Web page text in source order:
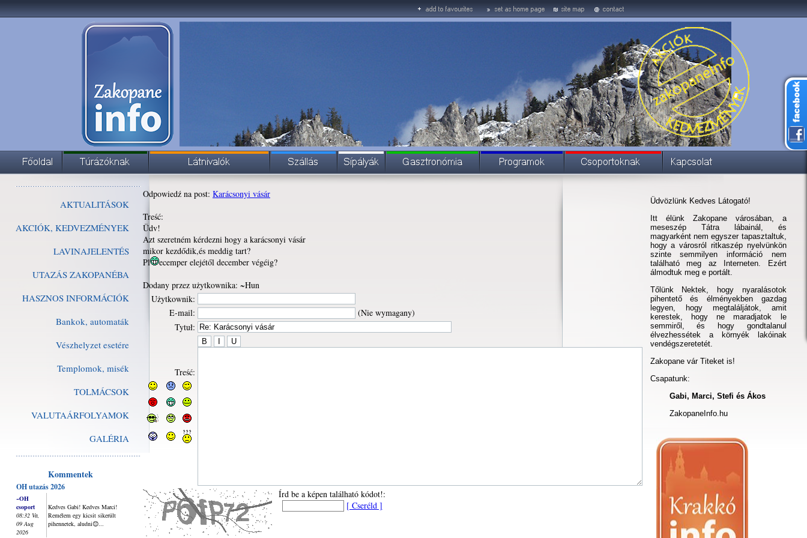
AKTUALITÁSOK
AKCIÓK, KEDVEZMÉNYEK
LAVINAJELENTÉS
UTAZÁS ZAKOPANÉBA
HASZNOS INFORMÁCIÓK
Bankok, automaták
Vészhelyzet esetére
Templomok, misék
TOLMÁCSOK
VALUTAÁRFOLYAMOK
GALÉRIA
Kommentek
OH utazás 2026
~OH
csoport
08:32 Va,
09 Aug
2026
Kedves Gabi! Kedves Marci!
Remélem egy kicsit sikerült
pihennetek, aludni😊...
Odpowiedź na post: Karácsonyi vásár
Treść:
Üdv!
Azt szeretném kérdezni hogy a karácsonyi vásár
mikor kezdődik,és meddig tart?
Pl
ecemper elejétől december végéig?
Dodany przez użytkownika: ~Hun
Użytkownik:
E-mail:
(Nie wymagany)
Tytuł:
Treść:
Írd be a képen található kódot!:
[ Cseréld ]
Üdvözlünk Kedves Látogató!
Itt élünk Zakopane városában, a
meseszép Tátra lábainál, és
magyarként nem egyszer tapasztaltuk,
hogy a városról ritkaszép nyelvünkön
szinte semmilyen információ nem
található meg az Interneten. Ezért
álmodtuk meg e portált.
Tőlünk Nektek, hogy nyaralásotok
pihentető és élményekben gazdag
legyen, hogy megtaláljátok, amit
kerestek, hogy ne maradjatok le
semmiről, és hogy gondtalanul
élvezhessétek a környék lakóinak
vendégszeretetét.
Zakopane vár Titeket is!
Csapatunk:
Gabi, Marci, Stefi és Ákos
ZakopaneInfo.hu